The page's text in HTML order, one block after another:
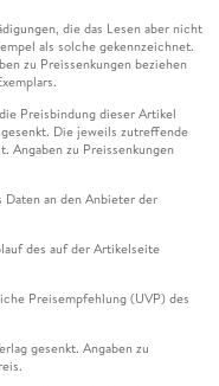
die das Lesen aber nicht
als solche gekennzeichnet.
zu Preissenkungen beziehen
Preisbindung dieser Artikel
Die jeweils zutreffende
Angaben zu Preissenkungen
an den Anbieter der
des auf der Artikelseite
Preisempfehlung (UVP) des
gesenkt. Angaben zu